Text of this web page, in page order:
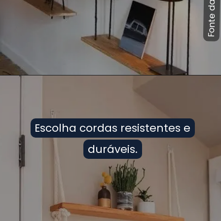
Escolha cordas resistentes e
duráveis.
Escolha cordas resistentes e
duráveis.